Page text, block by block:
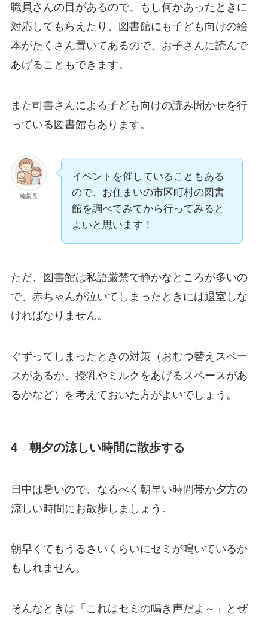
職員さんの目があるので、もし何かあったときに
対応してもらえたり、図書館にも子ども向けの絵
本がたくさん置いてあるので、お子さんに読んで
あげることもできます。
また司書さんによる子ども向けの読み聞かせを行
っている図書館もあります。
編集長
イベントを催していることもある
ので、お住まいの市区町村の図書
館を調べてみてから行ってみると
よいと思います！
ただ、図書館は私語厳禁で静かなところが多いの
で、赤ちゃんが泣いてしまったときには退室しな
ければなりません。
ぐずってしまったときの対策（おむつ替えスペー
スがあるか、授乳やミルクをあげるスペースがあ
るかなど）を考えておいた方がよいでしょう。
4 朝夕の涼しい時間に散歩する
日中は暑いので、なるべく朝早い時間帯か夕方の
涼しい時間にお散歩しましょう。
朝早くてもうるさいくらいにセミが鳴いているか
もしれません。
そんなときは「これはセミの鳴き声だよ～」とぜ